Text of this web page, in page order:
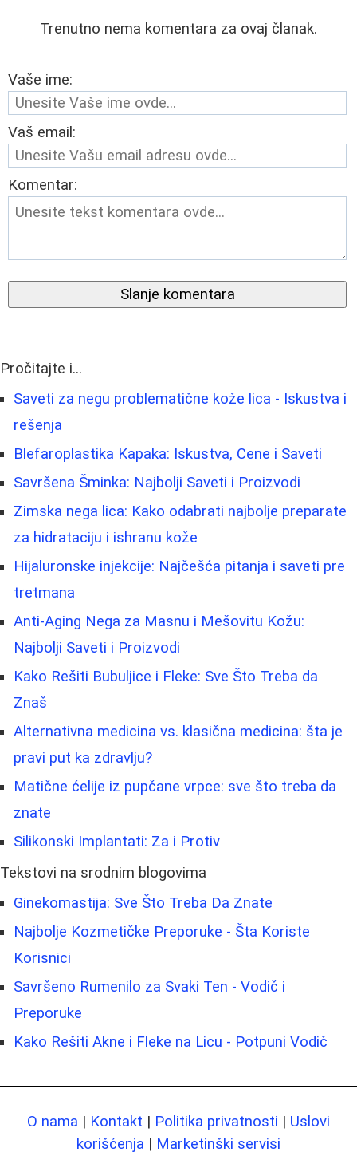
Trenutno nema komentara za ovaj članak.
Vaše ime:
Vaš email:
Komentar:
Slanje komentara
Pročitajte i...
Saveti za negu problematične kože lica - Iskustva i
rešenja
Blefaroplastika Kapaka: Iskustva, Cene i Saveti
Savršena Šminka: Najbolji Saveti i Proizvodi
Zimska nega lica: Kako odabrati najbolje preparate
za hidrataciju i ishranu kože
Hijaluronske injekcije: Najčešća pitanja i saveti pre
tretmana
Anti-Aging Nega za Masnu i Mešovitu Kožu:
Najbolji Saveti i Proizvodi
Kako Rešiti Bubuljice i Fleke: Sve Što Treba da
Znaš
Alternativna medicina vs. klasična medicina: šta je
pravi put ka zdravlju?
Matične ćelije iz pupčane vrpce: sve što treba da
znate
Silikonski Implantati: Za i Protiv
Tekstovi na srodnim blogovima
Ginekomastija: Sve Što Treba Da Znate
Najbolje Kozmetičke Preporuke - Šta Koriste
Korisnici
Savršeno Rumenilo za Svaki Ten - Vodič i
Preporuke
Kako Rešiti Akne i Fleke na Licu - Potpuni Vodič
O nama | Kontakt | Politika privatnosti | Uslovi
korišćenja | Marketinški servisi